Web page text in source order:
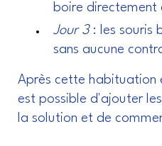
boire directement
Jour 3: les souris
sans aucune
Après cette habituation
est possible d'ajouter
la solution et de